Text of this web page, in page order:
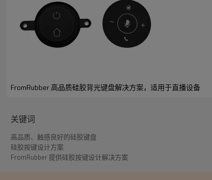
FromRubber 高品质硅胶背光键盘解决方案，适用于直播设备
关键词
高品质、触感良好的硅胶键盘
硅胶按键设计方案
FromRubber 提供硅胶按键设计解决方案